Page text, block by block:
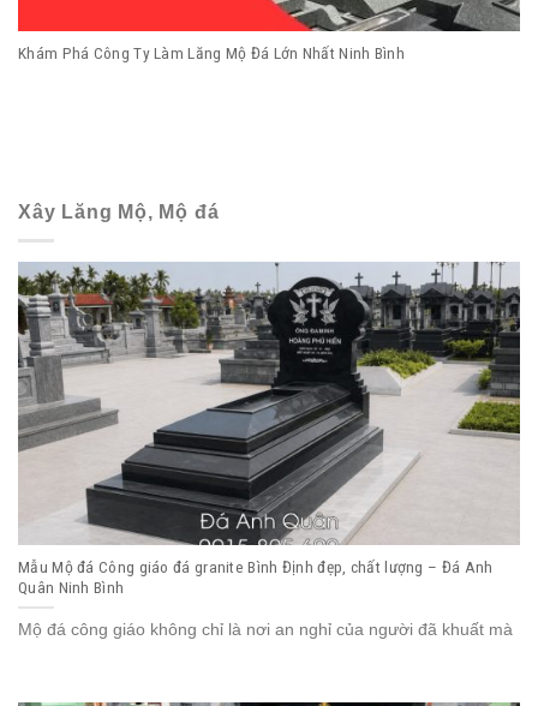
Khám Phá Công Ty Làm Lăng Mộ Đá Lớn Nhất Ninh Bình
Xây Lăng Mộ, Mộ đá
Mẫu Mộ đá Công giáo đá granite Bình Định đẹp, chất lượng – Đá Anh
Quân Ninh Bình
Mộ đá công giáo không chỉ là nơi an nghỉ của người đã khuất mà